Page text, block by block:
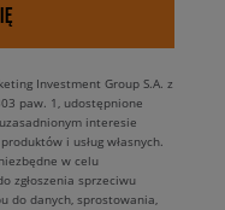
Investment Group S.A. z
paw. 1, udostępnione
interesie
i usług własnych.
w celu
zgłoszenia sprzeciwu
do danych, sprostowania,